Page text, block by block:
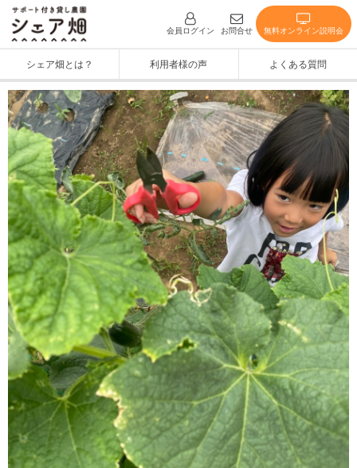
会員ログイン お問合せ 無料オンライン説明会
シェア畑とは？ 利用者様の声 よくある質問